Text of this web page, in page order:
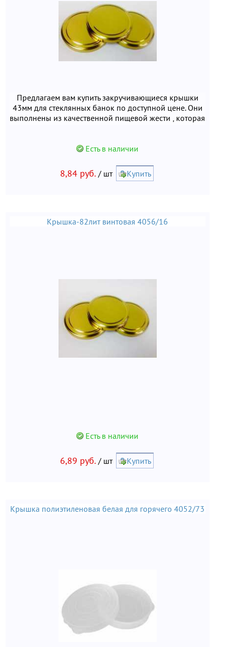
Предлагаем вам купить закручивающиеся крышки
43мм для стеклянных банок по доступной цене. Они
выполнены из качественной пищевой жести , которая
продуктами и не выделяет вредных веществ.
Есть в наличии
8,84 руб. / шт Купить
Крышка-82лит винтовая 4056/16
Есть в наличии
6,89 руб. / шт Купить
Крышка полиэтиленовая белая для горячего 4052/73